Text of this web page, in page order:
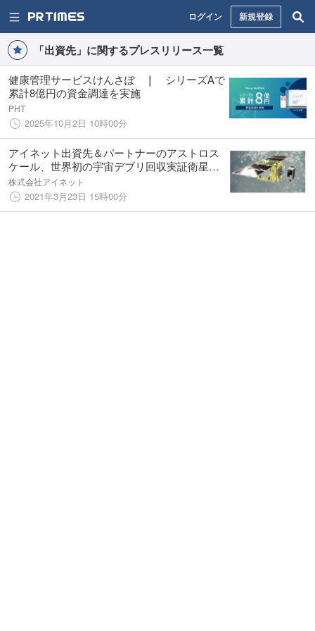
ログイン 新規登録
「出資先」に関するプレスリリース一覧
健康管理サービスけんさぽ ❘ シリーズAで
累計8億円の資金調達を実施
PHT
2025年10月2日 10時00分
アイネット出資先＆パートナーのアストロス
ケール、世界初の宇宙デブリ回収実証衛星打
上げに成功
株式会社アイネット
2021年3月23日 15時00分